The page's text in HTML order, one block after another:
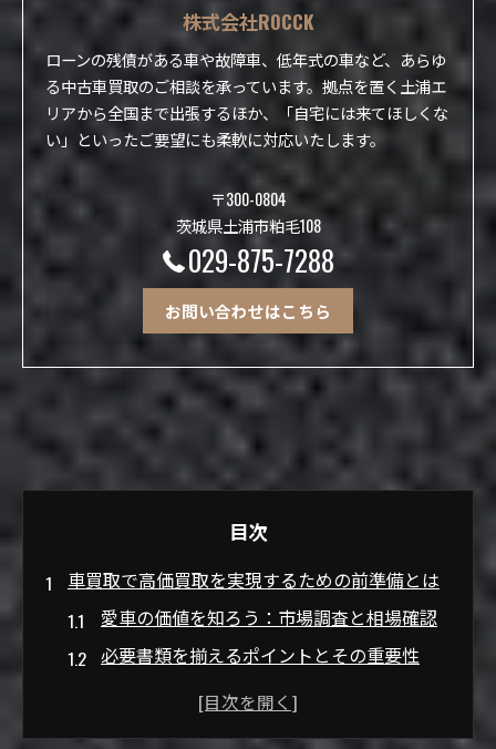
株式会社ROCCK
ローンの残債がある車や故障車、低年式の車など、あらゆ
る中古車買取のご相談を承っています。拠点を置く土浦エ
リアから全国まで出張するほか、「自宅には来てほしくな
い」といったご要望にも柔軟に対応いたします。
〒300-0804
茨城県土浦市粕毛108
029-875-7288
お問い合わせはこちら
目次
車買取で高価買取を実現するための前準備とは
愛車の価値を知ろう：市場調査と相場確認
必要書類を揃えるポイントとその重要性
車の清掃がもたらす印象と効果